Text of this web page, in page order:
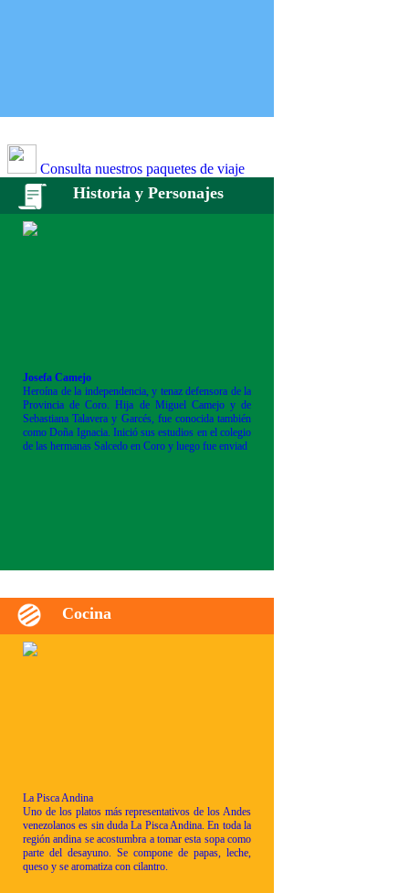
Consulta nuestros paquetes de viaje
Historia y Personajes
Josefa Camejo
Heroína de la independencia, y tenaz defensora de la
Provincia de Coro. Hija de Miguel Camejo y de
Sebastiana Talavera y Garcés, fue conocida también
como Doña Ignacia. Inició sus estudios en el colegio
de las hermanas Salcedo en Coro y luego fue enviad
Cocina
La Pisca Andina
Uno de los platos más representativos de los Andes
venezolanos es sin duda La Pisca Andina. En toda la
región andina se acostumbra a tomar esta sopa como
parte del desayuno. Se compone de papas, leche,
queso y se aromatiza con cilantro.